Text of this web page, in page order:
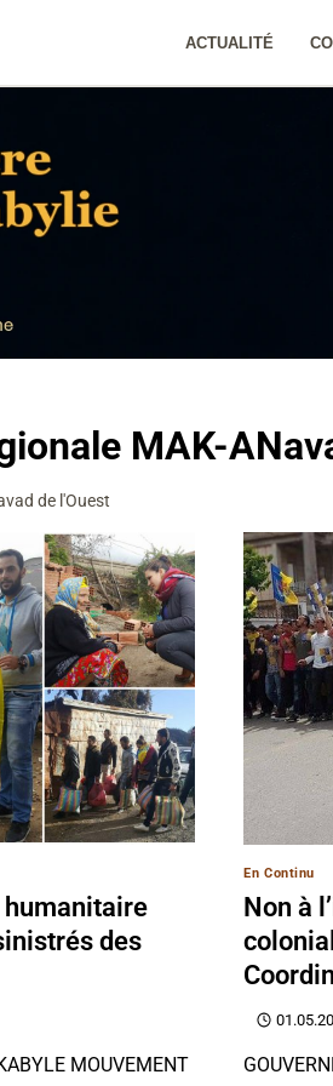
ACTUALITÉ
MAK-
de l'Ouest
humanitaire
des
MOUVEMENT
En Continu
Non à